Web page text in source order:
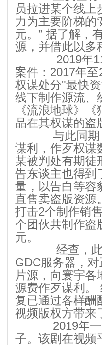
员拉进某个线上
力为主要阶梯的
元。” 据了解，
源，并借此以多
2019年11
案件：2017年
权谋处分"最快
线下制作源流、
《流浪地球》
品在其权谋的盗
与此同期，
谋利，作歹权谋
某被判处有期徒
告东谈主也得到
量，以告白等容
直售卖盗版资源
打击2个制作销
个团伙共制作盗
元。
经查，此
GDC服务器，
片源，向寰宇
源费作歹谋利。
复已通过各样酬
视频版权方带来
2019年一
子。该剧在视频